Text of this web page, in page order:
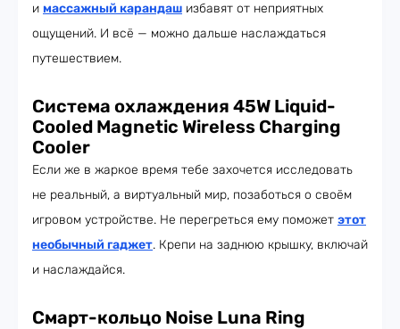
и массажный карандаш избавят от неприятных
ощущений. И всё — можно дальше наслаждаться
путешествием.
Система охлаждения 45W Liquid-
Cooled Magnetic Wireless Charging
Cooler
Если же в жаркое время тебе захочется исследовать
не реальный, а виртуальный мир, позаботься о своём
игровом устройстве. Не перегреться ему поможет этот
необычный гаджет. Крепи на заднюю крышку, включай
и наслаждайся.
Смарт-кольцо Noise Luna Ring